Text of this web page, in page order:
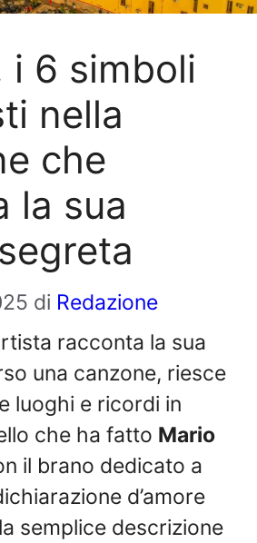
i 6 simboli
nella
che
la sua
di Redazione
racconta la sua
una canzone, riesce
luoghi e ricordi in
che ha fatto Mario
il brano dedicato a
d’amore
semplice descrizione